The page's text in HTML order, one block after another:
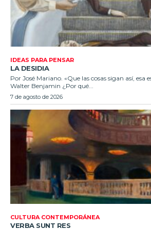
IDEAS PARA PENSAR
LA DESIDIA
Por José Mariano. «Que las cosas sigan así, esa
Walter Benjamin ¿Por qué...
7 de agosto de 2026
CULTURA CONTEMPORÁNEA
VERBA SUNT RES